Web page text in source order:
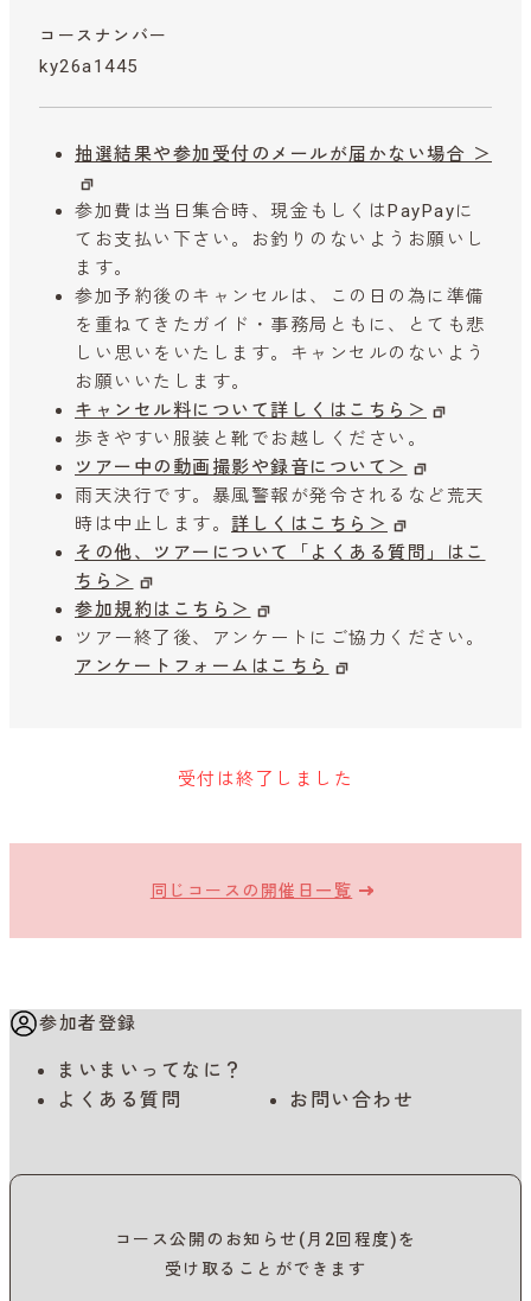
コースナンバー
ky26a1445
抽選結果や参加受付のメールが届かない場合 ＞
参加費は当日集合時、現金もしくはPayPayに
てお支払い下さい。お釣りのないようお願いし
ます。
参加予約後のキャンセルは、この日の為に準備
を重ねてきたガイド・事務局ともに、とても悲
しい思いをいたします。キャンセルのないよう
お願いいたします。
キャンセル料について詳しくはこちら＞
歩きやすい服装と靴でお越しください。
ツアー中の動画撮影や録音について＞
雨天決行です。暴風警報が発令されるなど荒天
時は中止します。 詳しくはこちら＞
その他、ツアーについて「よくある質問」はこ
ちら＞
参加規約はこちら＞
ツアー終了後、アンケートにご協力ください。
アンケートフォームはこちら
受付は終了しました
同じコースの開催日一覧
参加者登録
まいまいってなに？
よくある質問
お問い合わせ
コース公開のお知らせ(月2回程度)を
受け取ることができます